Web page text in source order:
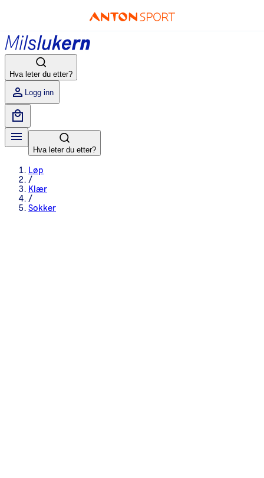
Hva leter du etter?
Logg inn
Hva leter du etter?
Løp
/
Klær
/
Sokker